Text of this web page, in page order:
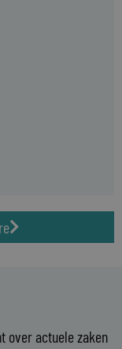
over actuele zaken